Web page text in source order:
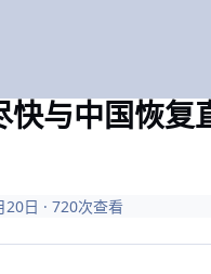
快与中国恢复
20日 · 720次查看